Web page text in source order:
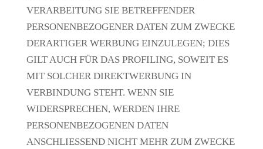
VERARBEITUNG SIE BETREFFENDER
PERSONENBEZOGENER DATEN ZUM ZWECKE
DERARTIGER WERBUNG EINZULEGEN; DIES
GILT AUCH FÜR DAS PROFILING, SOWEIT ES
MIT SOLCHER DIREKTWERBUNG IN
VERBINDUNG STEHT. WENN SIE
WIDERSPRECHEN, WERDEN IHRE
PERSONENBEZOGENEN DATEN
ANSCHLIESSEND NICHT MEHR ZUM ZWECKE